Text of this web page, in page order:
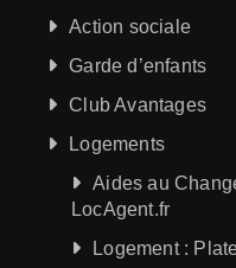
Action sociale
Garde d’enfants
Club Avantages
Logements
Aides au
LocAgent.fr
Logement :